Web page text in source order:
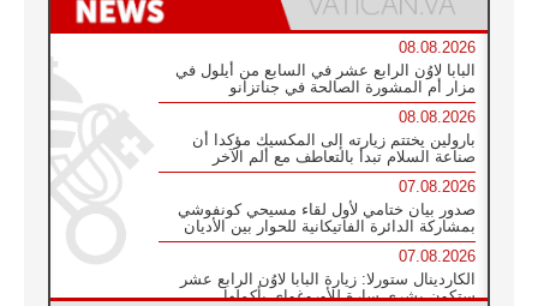
08.08.2026
البابا لاوُن الرابع عشر في السابع من أيلول في
مزار أم المشورة الصالحة في جناتزانو
08.08.2026
بارولين يختتم زيارته إلى المكسيك مؤكدا أن
صناعة السلام تبدأ بالتعاطف مع ألم الآخر
07.08.2026
صدور بيان ختامي لأول لقاء مسيحي كونفوشي
بمشاركة الدائرة الفاتيكانية للحوار بين الأديان
07.08.2026
الكاردينال ستورلا: زيارة البابا لاوُن الرابع عشر
ستكون بشرى سارة للأوروغواي بأكملها